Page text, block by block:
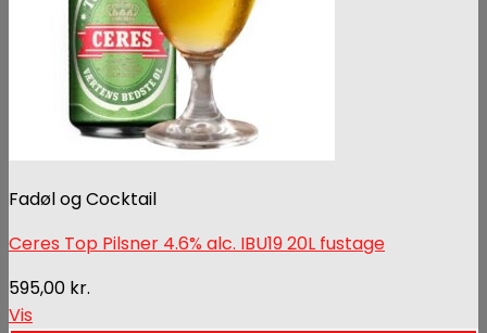
Fadøl og Cocktail
Ceres Top Pilsner 4.6% alc. IBU19 20L fustage
595,00 kr.
Vis